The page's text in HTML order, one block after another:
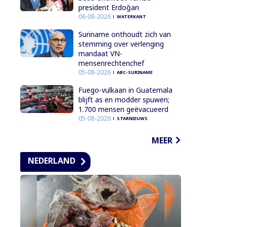
president Erdoğan
06-08-2026 WATERKANT
Suriname onthoudt zich van
stemming over verlenging
mandaat VN-
mensenrechtenchef
05-08-2026 ABC-SURINAME
Fuego-vulkaan in Guatemala
blijft as en modder spuwen;
1.700 mensen geëvacueerd
05-08-2026 STARNIEUWS
MEER
NEDERLAND